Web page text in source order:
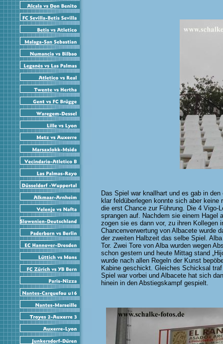
Das Spiel war knallhart und es gab in
klar feldüberlegen konnte sich aber
die erst Chance zur Führung. Die 4 Vigo-
sprangen auf. Nachdem sie einem
zogen sie es dann vor, zu ihren Kollegen
Chancenverwertung von Albacete wurde
der zweiten Halbzeit das selbe Spiel.
Tor. Zwei Tore von Alba wurden wegen
schon gestern und heute Mittag stand
wurde nach allen Regeln der Kunst
Kabine geschickt. Gleiches Schicksal
Spiel war vorbei und Albacete hat sich
hinein in den Abstiegskampf gespielt.